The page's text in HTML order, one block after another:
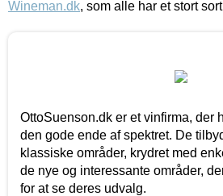
Wineman.dk, som alle har et stort
OttoSuenson.dk er et vinfirma, der
den gode ende af spektret. De
klassiske områder, krydret med
de nye og interessante områder,
for at se deres udvalg.